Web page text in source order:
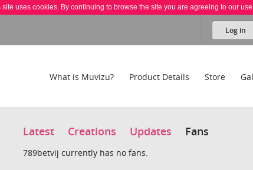
site uses cookies. By continuing to browse the site you are agreeing to our
Log in
What is Muvizu? Product Details Store
Latest Creations Updates Fans
789betvij currently has no fans.